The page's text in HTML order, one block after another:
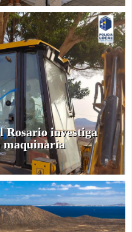
Rosario investiga
maquinaria